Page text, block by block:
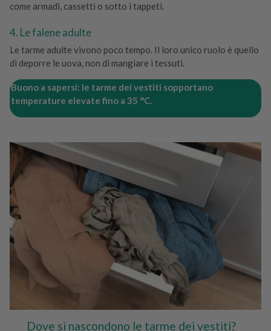
come armadi, cassetti o sotto i tappeti.
4. Le falene adulte
Le tarme adulte vivono poco tempo. Il loro unico ruolo è quello
di deporre le uova, non di mangiare i tessuti.
Buono a sapersi: le tarme dei vestiti sopportano
temperature elevate fino a 35 °C.
Dove si nascondono le tarme dei vestiti?